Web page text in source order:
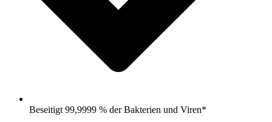
Beseitigt 99,9999 % der Bakterien und Viren*